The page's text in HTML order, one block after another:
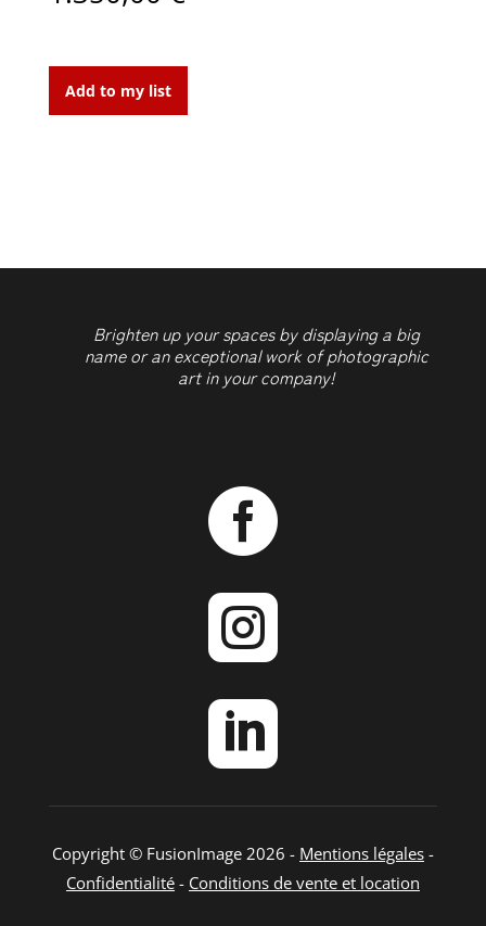
Zéro
quantity
Add to my list
Brighten up your spaces by displaying a big
name or an exceptional work of photographic
art in your company!



Copyright © FusionImage 2026 - Mentions légales-
Confidentialité- Conditions de vente et location